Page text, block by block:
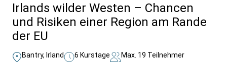
Irlands wilder Westen – Chancen
und Risiken einer Region am Rande
der EU
Bantry, Irland 6 Kurstage Max. 19 Teilnehmer